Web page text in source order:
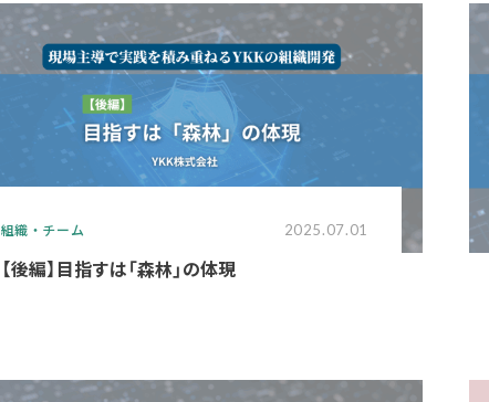
組織・チーム 2025.07.01
【後編】目指すは「森林」の体現